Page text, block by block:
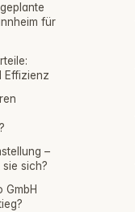
für
Effizienz
–
sich?
GmbH